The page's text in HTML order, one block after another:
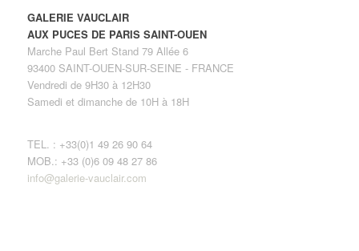
GALERIE VAUCLAIR
AUX PUCES DE PARIS SAINT-OUEN
Marche Paul Bert Stand 79 Allée 6
93400 SAINT-OUEN-SUR-SEINE - FRANCE
Vendredi de 9H30 à 12H30
Samedi et dimanche de 10H à 18H
TEL. : +33(0)1 49 26 90 64
MOB.: +33 (0)6 09 48 27 86
info@galerie-vauclair.com